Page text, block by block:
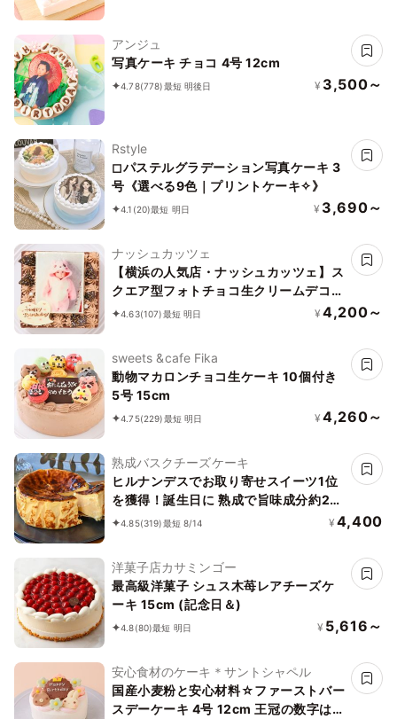
アンジュ
写真ケーキ チョコ 4号 12cm
4.78(778)最短 明後日 ¥ 3,500～
Rstyle
◻︎パステルグラデーション写真ケーキ 3
号《選べる9色｜プリントケーキ✧》
4.1 (20)最短 明日 ¥ 3,690～
ナッシュカッツェ
【横浜の人気店・ナッシュカッツェ】ス
クエア型フォトチョコ生クリームデコレ
ーションケーキ 11cm
4.63(107)最短 明日 ¥ 4,200～
sweets &cafe Fika
動物マカロンチョコ生ケーキ 10個付き
5号 15cm
4.75(229)最短 明日 ¥ 4,260～
熟成バスクチーズケーキ
ヒルナンデスでお取り寄せスイーツ1位
を獲得！誕生日に 熟成で旨味成分約2
倍！グルテンフリーの「熟成バスクチー
4.85(319)最短 8/14 ¥ 4,400
洋菓子店カサミンゴー
最高級洋菓子 シュス木苺レアチーズケ
ーキ 15cm (記念日＆)
4.8(80)最短 明日 ¥ 5,616～
安心食材のケーキ＊サントシャペル
国産小麦粉と安心材料☆ファーストバー
スデーケーキ 4号 12cm 王冠の数字は選